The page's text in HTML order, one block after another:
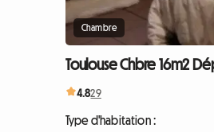
Chambre
Toulouse Chbre 16m2
4.829
Type d'habitation :